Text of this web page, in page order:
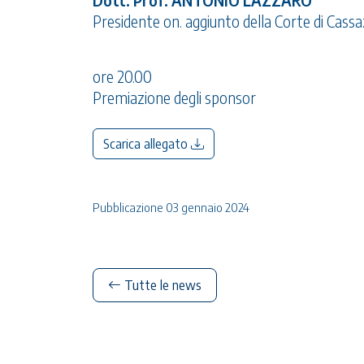
Presidente on. aggiunto della Corte di
ore 20.00
Premiazione degli sponsor
Scarica allegato
Pubblicazione 03 gennaio 2024
Tutte le news